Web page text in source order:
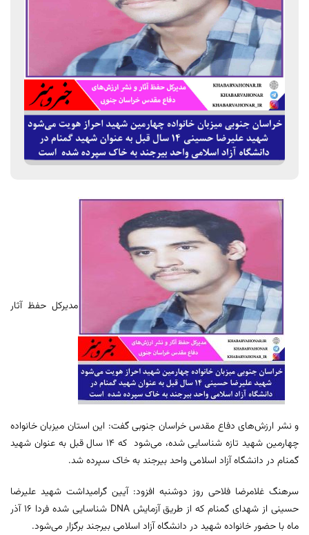
مدیرکل حفظ آثار
و نشر ارزش‌های دفاع مقدس خراسان جنوبی گفت: این استان میزبان خانواده
چهارمین شهید تازه شناسایی شده، می‌شود که ۱۴ سال قبل به عنوان شهید
گمنام در دانشگاه آزاد اسلامی واحد بیرجند به خاک سپرده شد.
سرهنگ غلامرضا فلاحی روز دوشنبه افزود: آیین گرامیداشت شهید علیرضا
حسینی از شهدای گمنام که از طریق آزمایش DNA شناسایی شده فردا ۱۶ آذر
ماه با حضور خانواده شهید در دانشگاه آزاد اسلامی بیرجند برگزار می‌شود.